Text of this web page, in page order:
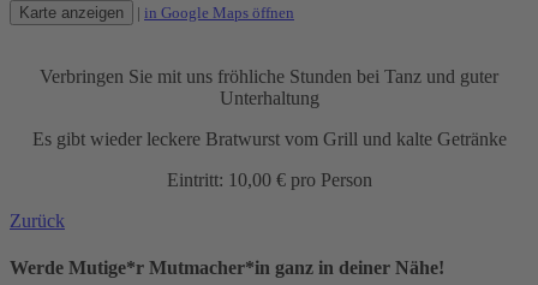
Karte anzeigen | in Google Maps öffnen
Verbringen Sie mit uns fröhliche Stunden bei Tanz und guter
Unterhaltung
Es gibt wieder leckere Bratwurst vom Grill und kalte Getränke
Eintritt: 10,00 € pro Person
Zurück
Werde Mutige*r Mutmacher*in ganz in deiner Nähe!